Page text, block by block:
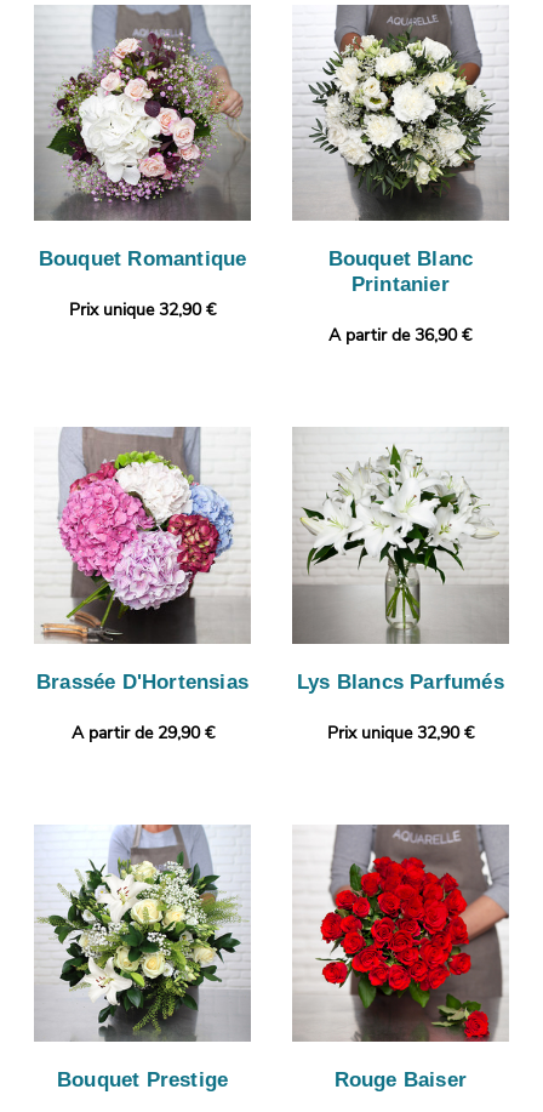
Bouquet Romantique
Prix unique 32,90 €
Bouquet Blanc
Printanier
A partir de 36,90 €
Brassée D'Hortensias
A partir de 29,90 €
Lys Blancs Parfumés
Prix unique 32,90 €
Bouquet Prestige Rouge Baiser